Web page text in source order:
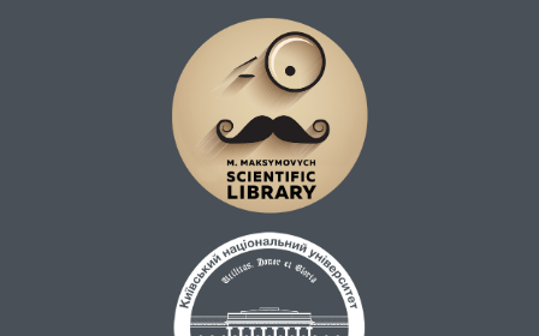
даних технологій, підвищення довіри до
них та наочних наслідків, до яких вони
призводять.